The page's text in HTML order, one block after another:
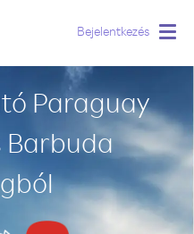
Bejelentkezés
Paraguay
Barbuda